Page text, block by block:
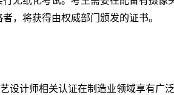
，将获得由权威部门颁发的证书。
设计师相关认证在制造业领域享有广